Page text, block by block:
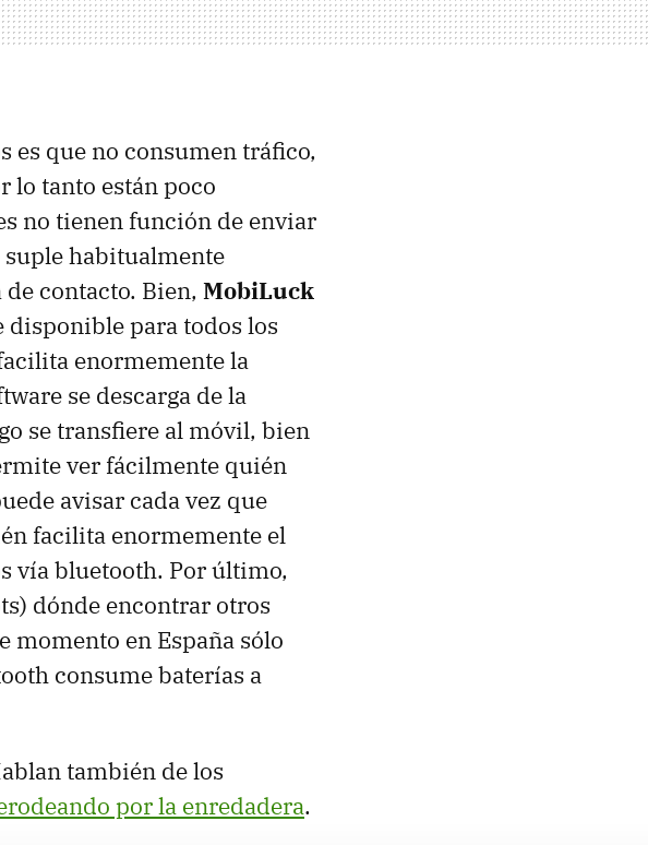
es que no consumen tráfico,
lo tanto están poco
no tienen función de enviar
habitualmente
contacto. Bien, MobiLuck
para todos los
enormemente la
se descarga de la
se transfiere al móvil, bien
ver fácilmente quién
avisar cada vez que
facilita enormemente el
vía bluetooth. Por último,
dónde encontrar otros
momento en España sólo
consume baterías a
también de los
por la enredadera.